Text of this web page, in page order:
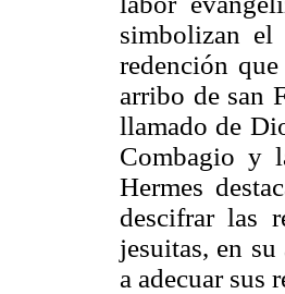
simbolizan el
redención
arribo de san
llamado de
Combagio y
Hermes
descifrar las
jesuitas, en
a adecuar sus